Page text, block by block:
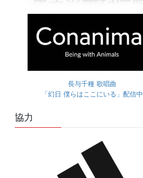
長与千種 歌唱曲
「幻日 僕らはここにいる」配信中
協力